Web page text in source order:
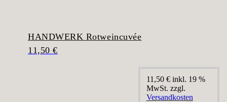
HANDWERK Rotweincuvée
11,50€
11,50 € inkl. 19 %
MwSt. zzgl.
Versandkosten